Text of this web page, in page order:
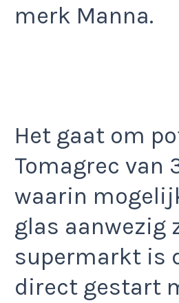
merk Manna.
Het gaat om
Tomagrec van
waarin
glas aanwezig
supermarkt is
direct gestart